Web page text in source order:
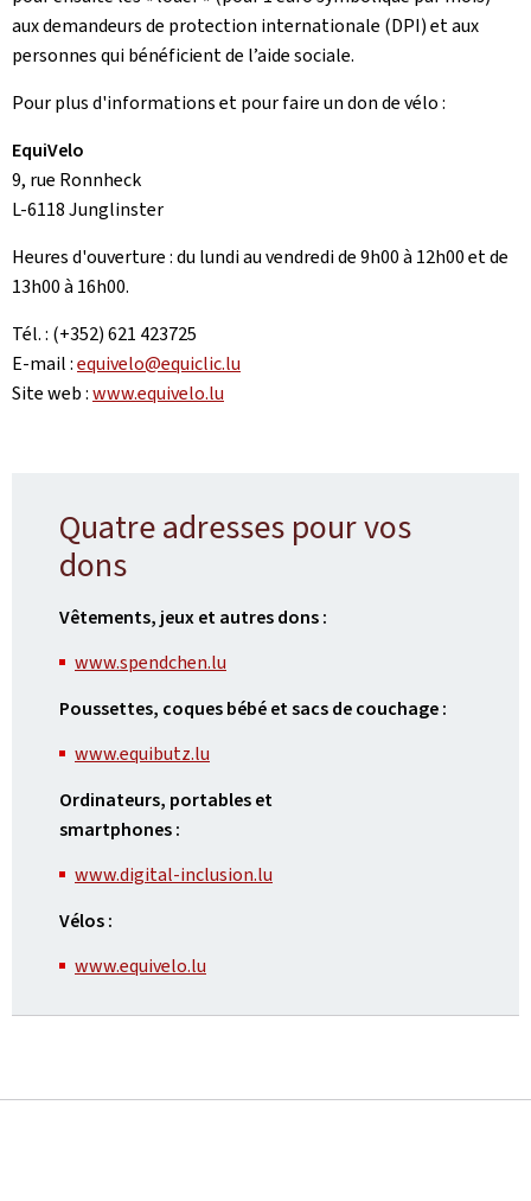
aux demandeurs de protection internationale (DPI) et aux
personnes qui bénéficient de l’aide sociale.
Pour plus d'informations et pour faire un don de vélo :
EquiVelo
9, rue Ronnheck
L-6118 Junglinster
Heures d'ouverture : du lundi au vendredi de 9h00 à 12h00 et de
13h00 à 16h00.
Tél. : (+352) 621 423725
E-mail :equivelo@equiclic.lu
Site web :www.equivelo.lu
Quatre adresses pour vos
dons
Vêtements, jeux et autres dons :
www.spendchen.lu
Poussettes, coques bébé et sacs de couchage :
www.equibutz.lu
Ordinateurs, portables et
smartphones :
www.digital-inclusion.lu
Vélos :
www.equivelo.lu